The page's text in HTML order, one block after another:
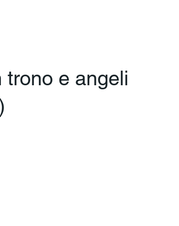
trono e angeli